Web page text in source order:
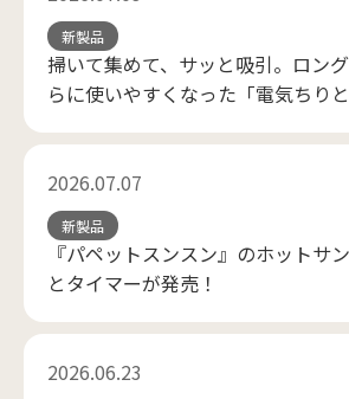
新製品
掃いて集めて、サッと吸引。ロン
らに使いやすくなった「電気ちりと
2026.07.07
新製品
『パペットスンスン』のホットサ
とタイマーが発売！
2026.06.23